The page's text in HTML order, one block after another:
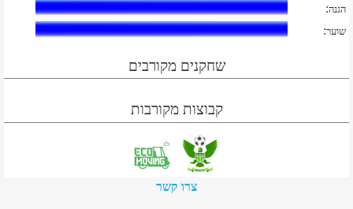
הגנה:
שוער:
שחקנים מקורבים
קבוצות מקורבות
צרו קשר